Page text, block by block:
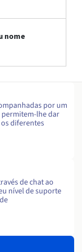
nome
por um
permitem-lhe dar
diferentes
de chat ao
nível de suporte